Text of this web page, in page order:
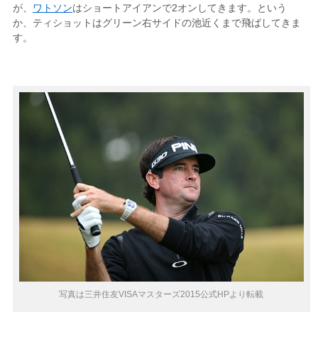
が、 ワトソンはショートアイアンで2オンしてきます。という
か、ティショットはグリーン右サイドの池近くまで飛ばしてきま
す。
写真は三井住友VISAマスターズ2015公式HPより転載